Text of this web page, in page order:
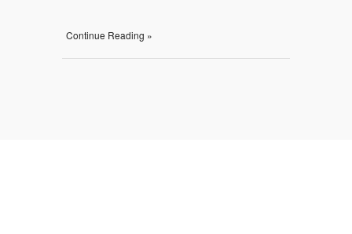
Continue Reading »